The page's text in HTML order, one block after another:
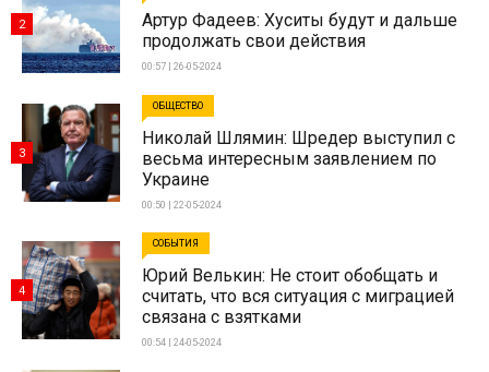
Артур Фадеев: Хуситы будут и дальше
продолжать свои действия
00:57 | 26-05-2024
2
ОБЩЕСТВО
Николай Шлямин: Шредер выступил с
весьма интересным заявлением по
Украине
00:50 | 22-05-2024
3
СОБЫТИЯ
Юрий Велькин: Не стоит обобщать и
считать, что вся ситуация с миграцией
связана с взятками
00:54 | 24-05-2024
4